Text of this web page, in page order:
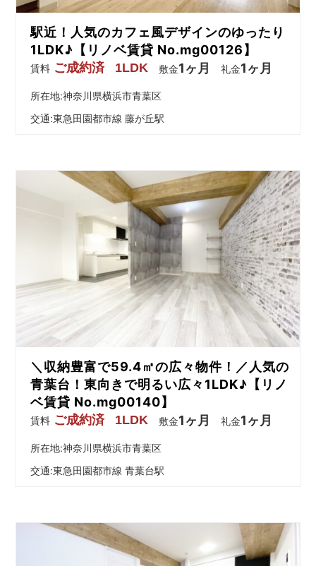
お
駅近！人気のカフェ風デザインのゆったり
1LDK♪【リノベ賃貸 No.mg00126】
賃料 ご成約済 1LDK 敷金1ヶ月 礼金1ヶ月
所在地:神奈川県横浜市青葉区
交通:東急田園都市線 藤が丘駅
＼収納豊富で59.4㎡の広々物件！／人気の
青葉台！東向きで明るい広々1LDK♪【リノ
ベ賃貸 No.mg00140】
賃料 ご成約済 1LDK 敷金1ヶ月 礼金1ヶ月
所在地:神奈川県横浜市青葉区
交通:東急田園都市線 青葉台駅